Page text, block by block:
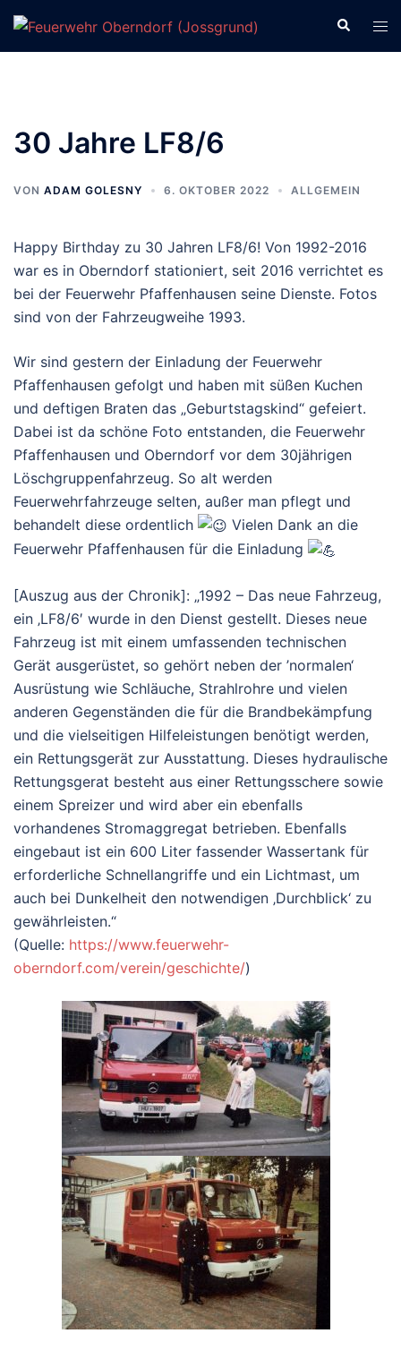
Zum
Inhalt
springen
Suche
30 Jahre LF8/6
VON ADAM GOLESNY 6. OKTOBER 2022 ALLGEMEIN
Happy Birthday zu 30 Jahren LF8/6! Von 1992-2016
war es in Oberndorf stationiert, seit 2016 verrichtet es
bei der Feuerwehr Pfaffenhausen seine Dienste. Fotos
sind von der Fahrzeugweihe 1993.
Wir sind gestern der Einladung der Feuerwehr
Pfaffenhausen gefolgt und haben mit süßen Kuchen
und deftigen Braten das „Geburtstagskind“ gefeiert.
Dabei ist da schöne Foto entstanden, die Feuerwehr
Pfaffenhausen und Oberndorf vor dem 30jährigen
Löschgruppenfahrzeug. So alt werden
Feuerwehrfahrzeuge selten, außer man pflegt und
behandelt diese ordentlich
Vielen Dank an die
Feuerwehr Pfaffenhausen für die Einladung
[Auszug aus der Chronik]: „1992 – Das neue Fahrzeug,
ein ‚LF8/6′ wurde in den Dienst gestellt. Dieses neue
Fahrzeug ist mit einem umfassenden technischen
Gerät ausgerüstet, so gehört neben der ’normalen‘
Ausrüstung wie Schläuche, Strahlrohre und vielen
anderen Gegenständen die für die Brandbekämpfung
und die vielseitigen Hilfeleistungen benötigt werden,
ein Rettungsgerät zur Ausstattung. Dieses hydraulische
Rettungsgerat besteht aus einer Rettungsschere sowie
einem Spreizer und wird aber ein ebenfalls
vorhandenes Stromaggregat betrieben. Ebenfalls
eingebaut ist ein 600 Liter fassender Wassertank für
erforderliche Schnellangriffe und ein Lichtmast, um
auch bei Dunkelheit den notwendigen ‚Durchblick‘ zu
gewährleisten.“
(Quelle: https://www.feuerwehr-
oberndorf.com/verein/geschichte/)